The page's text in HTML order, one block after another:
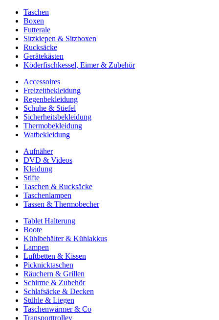
Taschen
Boxen
Futterale
Sitzkiepen & Sitzboxen
Rucksäcke
Gerätekästen
Köderfischkessel, Eimer & Zubehör
Accessoires
Freizeitbekleidung
Regenbekleidung
Schuhe & Stiefel
Sicherheitsbekleidung
Thermobekleidung
Watbekleidung
Aufnäher
DVD & Videos
Kleidung
Stifte
Taschen & Rucksäcke
Taschenlampen
Tassen & Thermobecher
Tablet Halterung
Boote
Kühlbehälter & Kühlakkus
Lampen
Luftbetten & Kissen
Picknicktaschen
Räuchern & Grillen
Schirme & Zubehör
Schlafsäcke & Decken
Stühle & Liegen
Taschenwärmer & Co
Transporttrolley